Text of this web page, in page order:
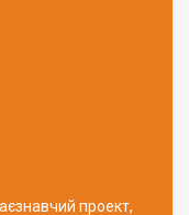
проект,